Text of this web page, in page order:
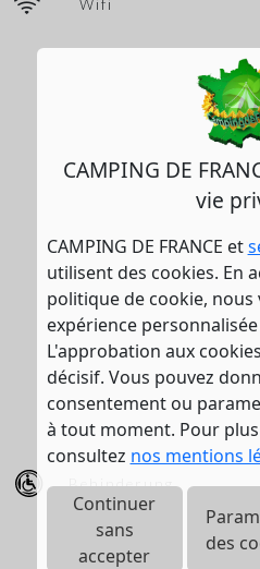
CAMPING DE
vie
CAMPING DE FRANCE et
utilisent des cookies. En
politique de cookie,
expérience
L'approbation aux
décisif. Vous pouvez
consentement ou
à tout moment. Pour
consultez nos mentions
Continuer
sans
accepter
des
Wifi
Behinderung